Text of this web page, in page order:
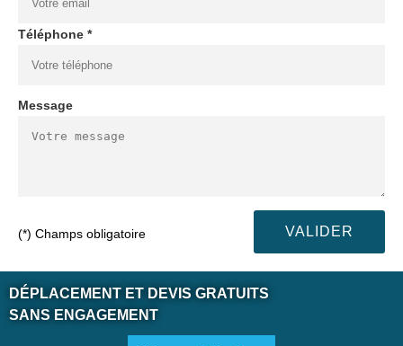
Téléphone *
Message
(*) Champs obligatoire
DÉPLACEMENT ET DEVIS GRATUITS
SANS ENGAGEMENT